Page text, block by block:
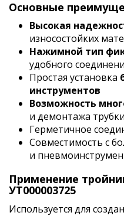
Основные
Высокая
износостойких
Нажимной тип
удобного
Простая установка
инструментов
Возможность
и демонтажа трубки
Герметичное
Совместимость с
и
Применение
УТ000003725
Используется для